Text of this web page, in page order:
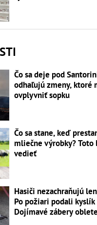
Čo sa deje pod
odhaľujú zmeny, ktoré
ovplyvniť sopku
Čo sa stane, keď
mliečne výrobky? Toto
vedieť
Hasiči nezachraňujú
Po požiari podali
Dojímavé zábery